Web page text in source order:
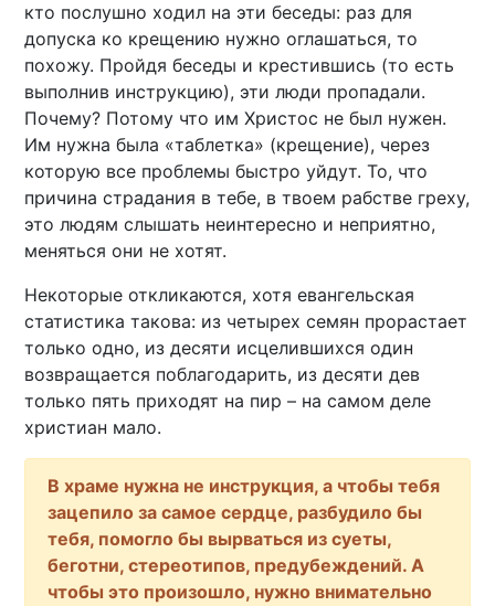
кто послушно ходил на эти беседы: раз для
допуска ко крещению нужно оглашаться, то
похожу. Пройдя беседы и крестившись (то есть
выполнив инструкцию), эти люди пропадали.
Почему? Потому что им Христос не был нужен.
Им нужна была «таблетка» (крещение), через
которую все проблемы быстро уйдут. То, что
причина страдания в тебе, в твоем рабстве греху,
это людям слышать неинтересно и неприятно,
меняться они не хотят.
Некоторые откликаются, хотя евангельская
статистика такова: из четырех семян прорастает
только одно, из десяти исцелившихся один
возвращается поблагодарить, из десяти дев
только пять приходят на пир – на самом деле
христиан мало.
В храме нужна не инструкция, а чтобы тебя
зацепило за самое сердце, разбудило бы
тебя, помогло бы вырваться из суеты,
беготни, стереотипов, предубеждений. А
чтобы это произошло, нужно внимательно